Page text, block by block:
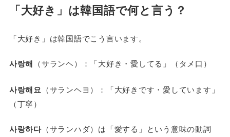
「大好き」は韓国語で何と言う？
「大好き」は韓国語でこう言います。
사랑해 （サランヘ）：「大好き・愛してる」（タメ口）
사랑해요 （サランヘヨ）：「大好きです・愛しています」
（丁寧）
사랑하다（サランハダ）は「愛する」という意味の動詞